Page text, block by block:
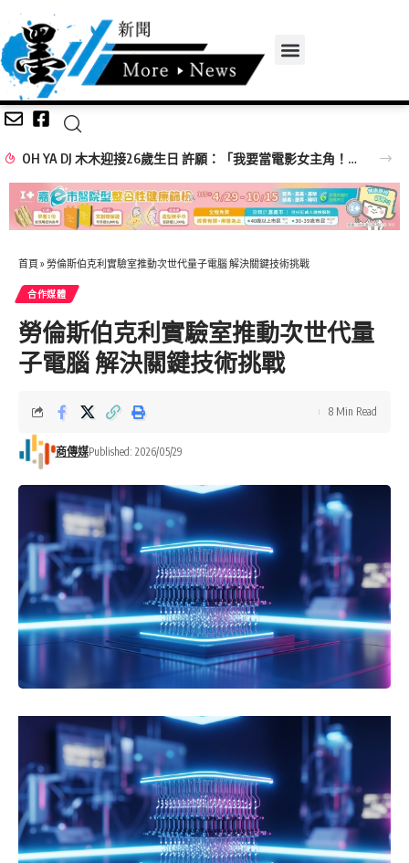
OH YA DJ 木木迎接26歲生日 許願：「我要當電影女主角！」
首頁 » 勞倫斯伯克利實驗室推動次世代量子電腦 解決關鍵技術挑戰
合作媒體
勞倫斯伯克利實驗室推動次世代量
子電腦 解決關鍵技術挑戰
商傳媒Published: 2026/05/29
8 Min Read